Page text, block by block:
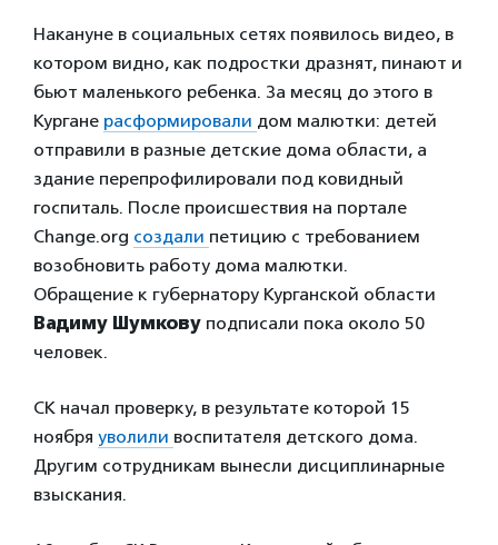
Накануне в социальных сетях появилось видео, в
котором видно, как подростки дразнят, пинают и
бьют маленького ребенка. За месяц до этого в
Кургане расформировали дом малютки: детей
отправили в разные детские дома области, а
здание перепрофилировали под ковидный
госпиталь. После происшествия на портале
Change.org создали петицию с требованием
возобновить работу дома малютки.
Обращение к губернатору Курганской области
Вадиму Шумкову подписали пока около 50
человек.
СК начал проверку, в результате которой 15
ноября уволили воспитателя детского дома.
Другим сотрудникам вынесли дисциплинарные
взыскания.